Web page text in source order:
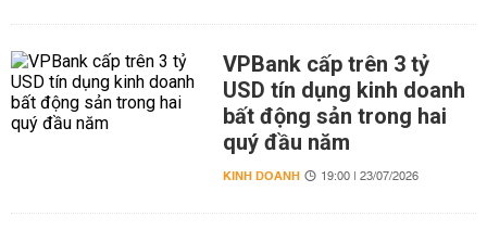
VPBank cấp trên 3 tỷ
USD tín dụng kinh doanh
bất động sản trong hai
quý đầu năm
KINH DOANH 19:00 | 23/07/2026